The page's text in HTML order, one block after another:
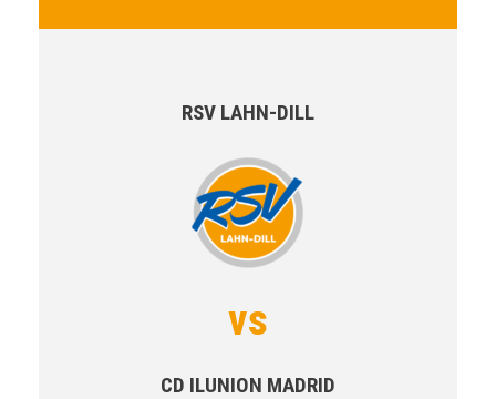
RSV LAHN-DILL
vs
CD ILUNION MADRID